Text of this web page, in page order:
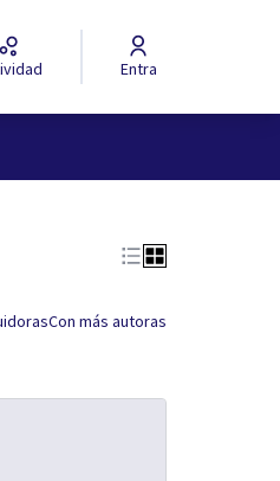
Entra
Con más autoras